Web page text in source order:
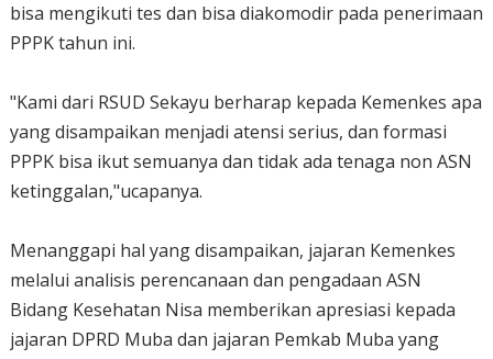
bisa mengikuti tes dan bisa diakomodir pada penerimaan
PPPK tahun ini.
"Kami dari RSUD Sekayu berharap kepada Kemenkes apa
yang disampaikan menjadi atensi serius, dan formasi
PPPK bisa ikut semuanya dan tidak ada tenaga non ASN
ketinggalan,"ucapanya.
Menanggapi hal yang disampaikan, jajaran Kemenkes
melalui analisis perencanaan dan pengadaan ASN
Bidang Kesehatan Nisa memberikan apresiasi kepada
jajaran DPRD Muba dan jajaran Pemkab Muba yang